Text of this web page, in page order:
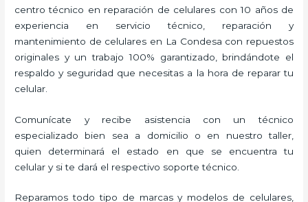
centro técnico en reparación de celulares con 10 años de
experiencia en servicio técnico, reparación y
mantenimiento de celulares en La Condesa con repuestos
originales y un trabajo 100% garantizado, brindándote el
respaldo y seguridad que necesitas a la hora de reparar tu
celular.
Comunícate y recibe asistencia con un técnico
especializado bien sea a domicilio o en nuestro taller,
quien determinará el estado en que se encuentra tu
celular y si te dará el respectivo soporte técnico.
Reparamos todo tipo de marcas y modelos de celulares,